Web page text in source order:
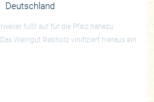
Deutschland
fußt auf für die Pfalz nahezu
Weingut Rebholz vinifiziert hieraus ein